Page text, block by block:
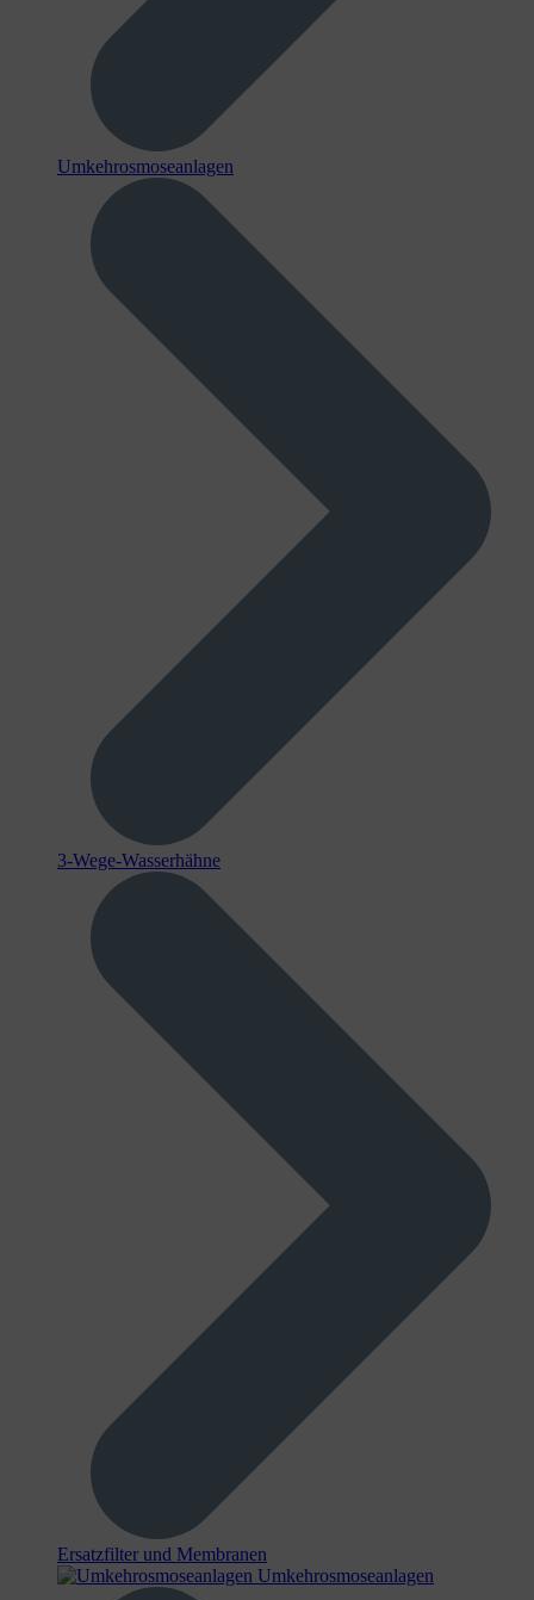
Umkehrosmoseanlagen
3-Wege-Wasserhähne
Ersatzfilter und Membranen
Umkehrosmoseanlagen